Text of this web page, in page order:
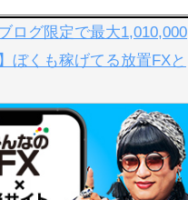
ログ限定で最大1,010,000
ぼくも稼げてる放置FXと